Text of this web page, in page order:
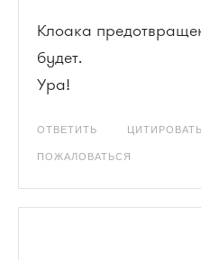
Клоака
будет.
Ура!
ОТВЕТИТЬ ЦИТИРОВАТЬ
ПОЖАЛОВАТЬСЯ